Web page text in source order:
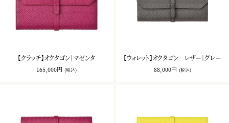
【クラッチ】オクタゴン｜マゼンタ
165,000円 (税込)
【ウォレット】オクタゴン レザー｜グレー
88,000円 (税込)